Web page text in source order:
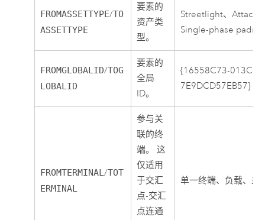
FROMASSETTYPE/TO
ASSETTYPE
要素的
资产类
型。
Streetlight、
Single-phase
FROMGLOBALID/TOG
LOBALID
要素的
全局
ID。
{16558C73-013C-
7E9DCD57EB57}
FROMTERMINAL/TOT
ERMINAL
参与关
联的终
端。 这
仅适用
于交汇
点-交汇
点连通
单一终端、负载、来